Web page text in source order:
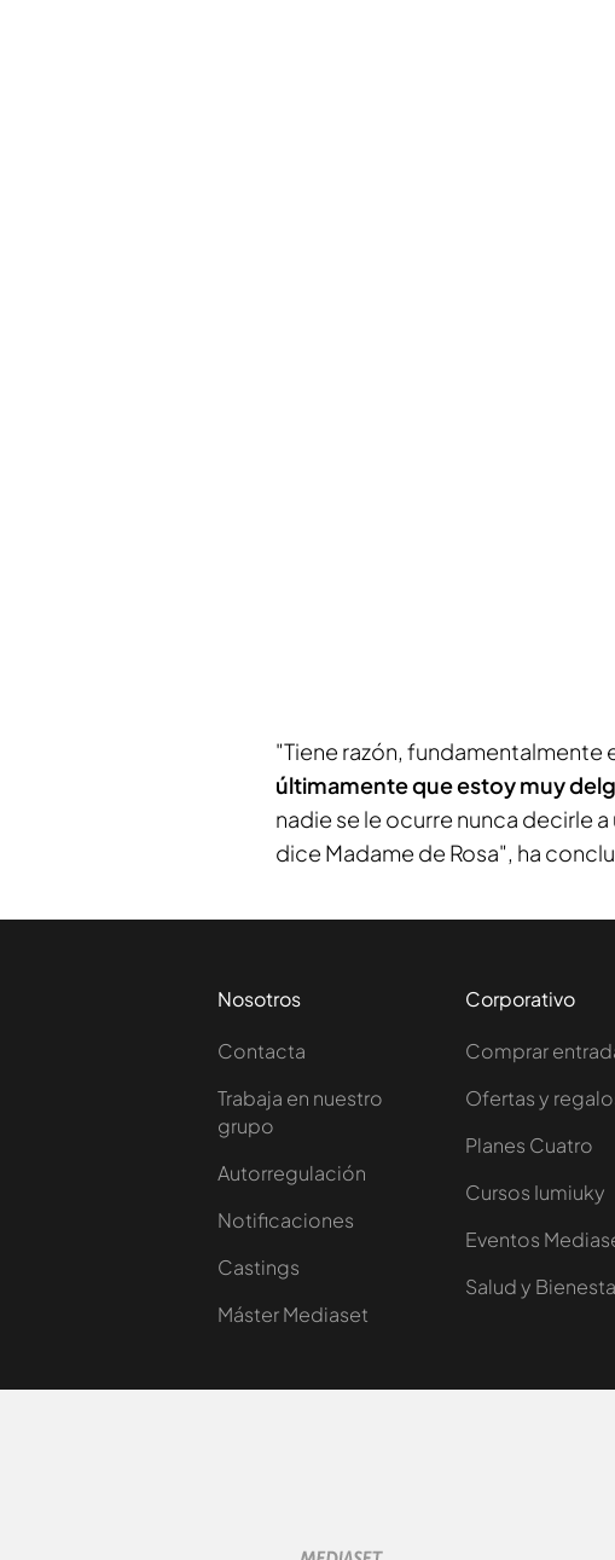
"Tiene razón, fundamentalmente
últimamente que estoy muy
nadie se le ocurre nunca decirle
dice Madame de Rosa", ha
Nosotros
Contacta
Trabaja en nuestro
grupo
Autorregulación
Notificaciones
Castings
Máster Mediaset
Corporativo
Comprar
Ofertas y
Planes Cuatro
Cursos Iumiuky
Eventos
Salud y